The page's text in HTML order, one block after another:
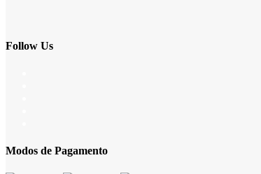
Follow Us
Modos de Pagamento